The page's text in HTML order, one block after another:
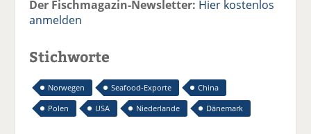
Der Fischmagazin-Newsletter: Hier kostenlos
anmelden
Stichworte
Norwegen Seafood-Exporte
China
Polen
USA Niederlande Dänemark